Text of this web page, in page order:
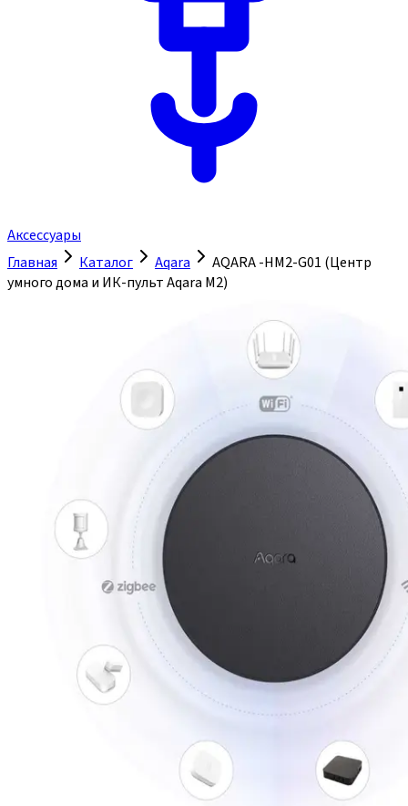
Аксессуары
Главная
Каталог Aqara
AQARA -HM2-G01 (Центр
умного дома и ИК-пульт Aqara M2)